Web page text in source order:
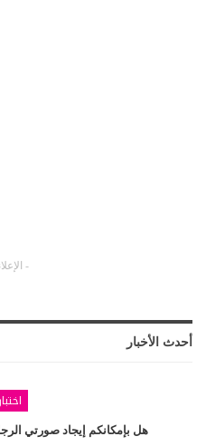
- الإعلانات -
أحدث الأخبار
هل بإمكانكم إيجاد صورتي الرجل